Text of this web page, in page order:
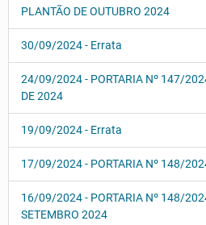
PLANTÃO DE OUTUBRO 2024
30/09/2024 - Errata
24/09/2024 - PORTARIA Nº 147/
DE 2024
19/09/2024 - Errata
17/09/2024 - PORTARIA Nº 148/
16/09/2024 - PORTARIA Nº 148/
SETEMBRO 2024